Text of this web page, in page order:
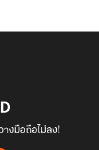
งมือถือไม่ลง!